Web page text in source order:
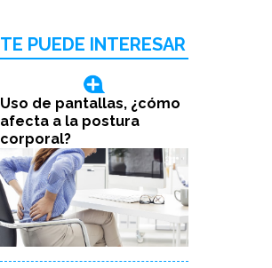
TE PUEDE INTERESAR
Uso de pantallas, ¿cómo
afecta a la postura
corporal?